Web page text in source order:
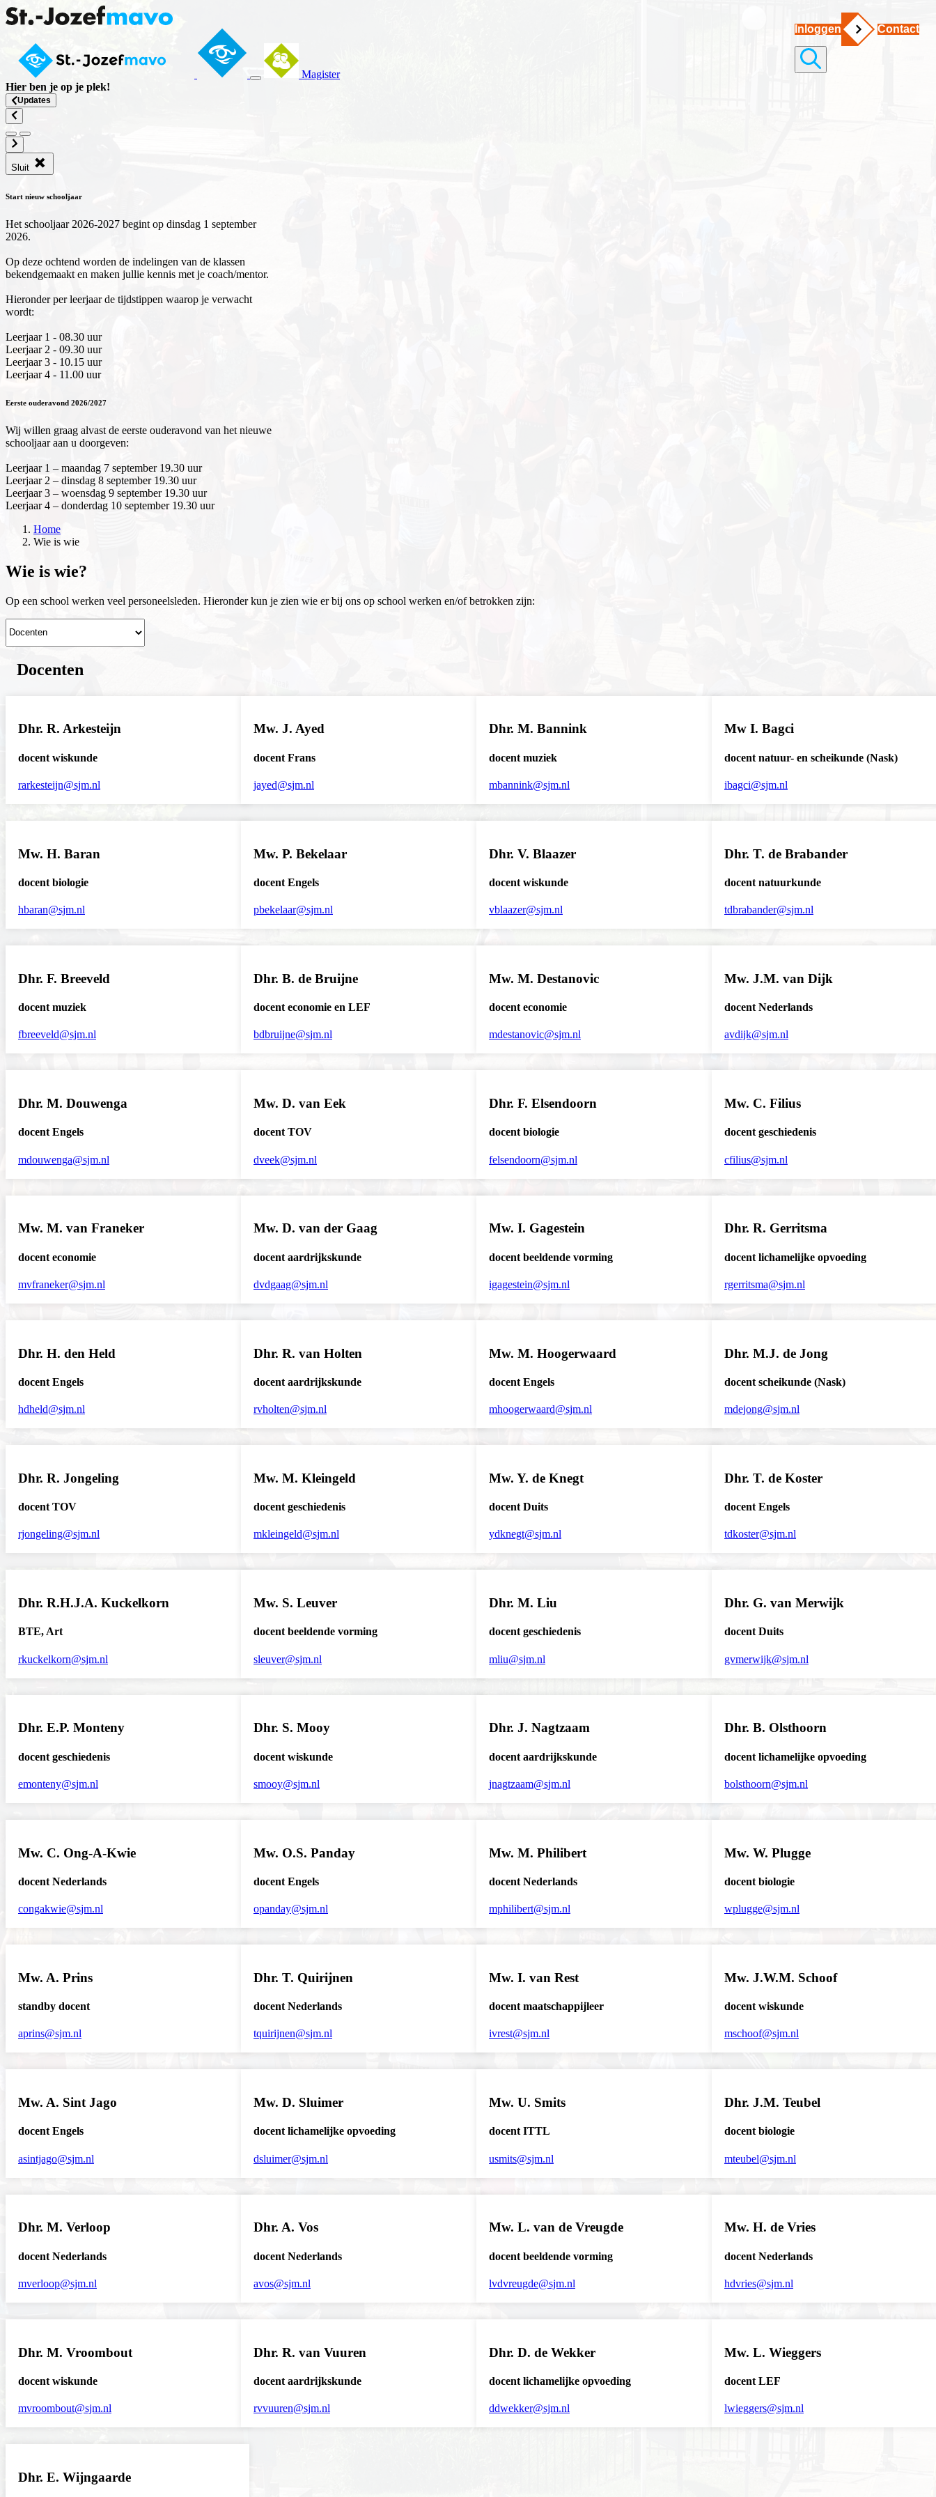
Inloggen Contact
Magister
Hier ben je op je plek!
Updates
Sluit
Start nieuw schooljaar
Het schooljaar 2026-2027 begint op dinsdag 1 september
2026.
Op deze ochtend worden de indelingen van de klassen
bekendgemaakt en maken jullie kennis met je coach/mentor.
Hieronder per leerjaar de tijdstippen waarop je verwacht
wordt:
Leerjaar 1 - 08.30 uur
Leerjaar 2 - 09.30 uur
Leerjaar 3 - 10.15 uur
Leerjaar 4 - 11.00 uur
Eerste ouderavond 2026/2027
Wij willen graag alvast de eerste ouderavond van het nieuwe
schooljaar aan u doorgeven:
Leerjaar 1 – maandag 7 september 19.30 uur
Leerjaar 2 – dinsdag 8 september 19.30 uur
Leerjaar 3 – woensdag 9 september 19.30 uur
Leerjaar 4 – donderdag 10 september 19.30 uur
Home
Wie is wie
Wie is wie?
Op een school werken veel personeelsleden. Hieronder kun je zien wie er bij ons op school werken en/of betrokken zijn:
Docenten
Dhr. R. Arkesteijn
docent wiskunde
rarkesteijn@sjm.nl
Mw. J. Ayed
docent Frans
jayed@sjm.nl
Dhr. M. Bannink
docent muziek
mbannink@sjm.nl
Mw I. Bagci
docent natuur- en scheikunde (Nask)
ibagci@sjm.nl
Mw. H. Baran
docent biologie
hbaran@sjm.nl
Mw. P. Bekelaar
docent Engels
pbekelaar@sjm.nl
Dhr. V. Blaazer
docent wiskunde
vblaazer@sjm.nl
Dhr. T. de Brabander
docent natuurkunde
tdbrabander@sjm.nl
Dhr. F. Breeveld
docent muziek
fbreeveld@sjm.nl
Dhr. B. de Bruijne
docent economie en LEF
bdbruijne@sjm.nl
Mw. M. Destanovic
docent economie
mdestanovic@sjm.nl
Mw. J.M. van Dijk
docent Nederlands
avdijk@sjm.nl
Dhr. M. Douwenga
docent Engels
mdouwenga@sjm.nl
Mw. D. van Eek
docent TOV
dveek@sjm.nl
Dhr. F. Elsendoorn
docent biologie
felsendoorn@sjm.nl
Mw. C. Filius
docent geschiedenis
cfilius@sjm.nl
Mw. M. van Franeker
docent economie
mvfraneker@sjm.nl
Mw. D. van der Gaag
docent aardrijkskunde
dvdgaag@sjm.nl
Mw. I. Gagestein
docent beeldende vorming
igagestein@sjm.nl
Dhr. R. Gerritsma
docent lichamelijke opvoeding
rgerritsma@sjm.nl
Dhr. H. den Held
docent Engels
hdheld@sjm.nl
Dhr. R. van Holten
docent aardrijkskunde
rvholten@sjm.nl
Mw. M. Hoogerwaard
docent Engels
mhoogerwaard@sjm.nl
Dhr. M.J. de Jong
docent scheikunde (Nask)
mdejong@sjm.nl
Dhr. R. Jongeling
docent TOV
rjongeling@sjm.nl
Mw. M. Kleingeld
docent geschiedenis
mkleingeld@sjm.nl
Mw. Y. de Knegt
docent Duits
ydknegt@sjm.nl
Dhr. T. de Koster
docent Engels
tdkoster@sjm.nl
Dhr. R.H.J.A. Kuckelkorn
BTE, Art
rkuckelkorn@sjm.nl
Mw. S. Leuver
docent beeldende vorming
sleuver@sjm.nl
Dhr. M. Liu
docent geschiedenis
mliu@sjm.nl
Dhr. G. van Merwijk
docent Duits
gvmerwijk@sjm.nl
Dhr. E.P. Monteny
docent geschiedenis
emonteny@sjm.nl
Dhr. S. Mooy
docent wiskunde
smooy@sjm.nl
Dhr. J. Nagtzaam
docent aardrijkskunde
jnagtzaam@sjm.nl
Dhr. B. Olsthoorn
docent lichamelijke opvoeding
bolsthoorn@sjm.nl
Mw. C. Ong-A-Kwie
docent Nederlands
congakwie@sjm.nl
Mw. O.S. Panday
docent Engels
opanday@sjm.nl
Mw. M. Philibert
docent Nederlands
mphilibert@sjm.nl
Mw. W. Plugge
docent biologie
wplugge@sjm.nl
Mw. A. Prins
standby docent
aprins@sjm.nl
Dhr. T. Quirijnen
docent Nederlands
tquirijnen@sjm.nl
Mw. I. van Rest
docent maatschappijleer
ivrest@sjm.nl
Mw. J.W.M. Schoof
docent wiskunde
mschoof@sjm.nl
Mw. A. Sint Jago
docent Engels
asintjago@sjm.nl
Mw. D. Sluimer
docent lichamelijke opvoeding
dsluimer@sjm.nl
Mw. U. Smits
docent ITTL
usmits@sjm.nl
Dhr. J.M. Teubel
docent biologie
mteubel@sjm.nl
Dhr. M. Verloop
docent Nederlands
mverloop@sjm.nl
Dhr. A. Vos
docent Nederlands
avos@sjm.nl
Mw. L. van de Vreugde
docent beeldende vorming
lvdvreugde@sjm.nl
Mw. H. de Vries
docent Nederlands
hdvries@sjm.nl
Dhr. M. Vroombout
docent wiskunde
mvroombout@sjm.nl
Dhr. R. van Vuuren
docent aardrijkskunde
rvvuuren@sjm.nl
Dhr. D. de Wekker
docent lichamelijke opvoeding
ddwekker@sjm.nl
Mw. L. Wieggers
docent LEF
lwieggers@sjm.nl
Dhr. E. Wijngaarde